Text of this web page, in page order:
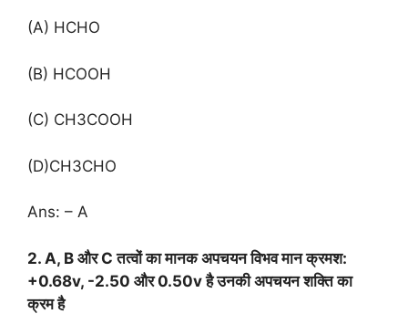
(A) HCHO
(B) HCOOH
(C) CH3COOH
(D)CH3CHO
Ans: – A
2. A, B और C तत्वों का मानक अपचयन विभव मान क्रमश:
+0.68v, -2.50 और 0.50v है उनकी अपचयन शक्ति का
क्रम है